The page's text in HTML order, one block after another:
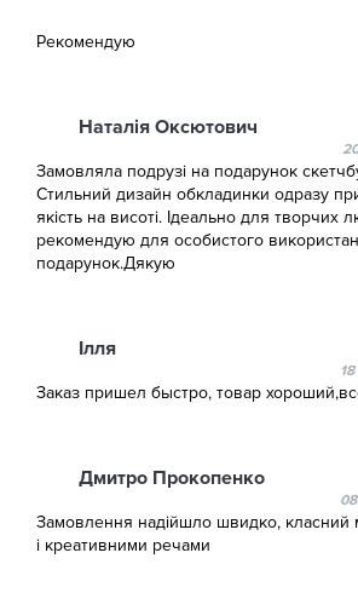
Рекомендую
Наталія Оксютович
Замовляла подрузі на подарунок
Стильний дизайн обкладинки одразу
якість на висоті. Ідеально для
рекомендую для особистого
подарунок.Дякую
Ілля
Заказ пришел быстро, товар
Дмитро Прокопенко
Замовлення надійшло швидко, класний
і креативними речами